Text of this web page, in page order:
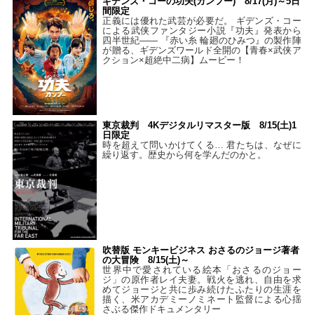
間限定
正義には優れた武芸が必要だ。 ギデンズ・コー
による武侠ファンタジー小説『功夫』発表から
四半世紀―― 『赤い糸 輪廻のひみつ』の製作陣
が贈る、ギデンズワールド全開の【青春×武侠ア
クション×超絶中二病】ムービー！
東京裁判 4Kデジタルリマスター版 8/15(土)1
日限定
時を超えて問いかけてくる… 君たちは、なぜに
繰り返す。歴史から何を学んだのかと。
吹替版 モンキービジネス おさるのジョージ著者
の大冒険 8/15(土)～
世界中で愛されている絵本「おさるのジョー
ジ」の原作者レイ夫妻。戦火を逃れ、自由を求
めてジョージと共に歩み続けたふたりの生涯を
描く、米アカデミーノミネート監督による心揺
さぶる傑作ドキュメンタリー